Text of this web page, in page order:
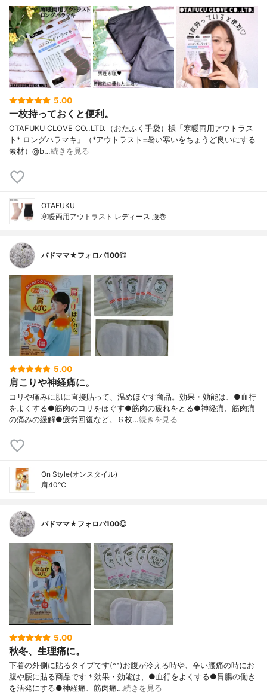
5.00
一枚持っておくと便利。
OTAFUKU CLOVE CO..LTD.（おたふく手袋）様「寒暖両用アウトラス
ト* ロングハラマキ」（*アウトラスト=暑い寒いをちょうど良いにする
素材）@b…続きを見る
OTAFUKU
寒暖両用アウトラスト レディース 腹巻
バドママ★フォロバ100◎
5.00
肩こりや神経痛に。
コリや痛みに肌に直接貼って、温めほぐす商品。効果・効能は、●血行
をよくする●筋肉のコリをほぐす●筋肉の疲れをとる●神経痛、筋肉痛
の痛みの緩解●疲労回復など。６枚…続きを見る
On Style(オンスタイル)
肩40℃
バドママ★フォロバ100◎
5.00
秋冬、生理痛に。
下着の外側に貼るタイプです(^^)お腹が冷える時や、辛い腰痛の時にお
腹や腰に貼る商品です＊効果・効能は、●血行をよくする●胃腸の働き
を活発にする●神経痛、筋肉痛…続きを見る